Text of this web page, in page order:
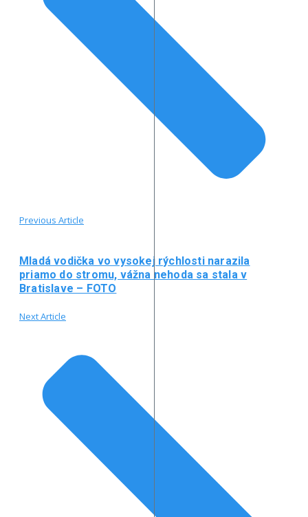
Previous Article
Mladá vodička vo vysokej rýchlosti narazila
priamo do stromu, vážna nehoda sa stala v
Bratislave – FOTO
Next Article